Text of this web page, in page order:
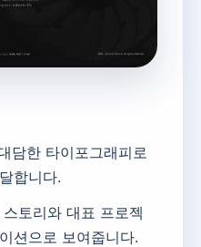
담한 타이포그래피로
합니다.
토리와 대표 프로젝
션으로 보여줍니다.